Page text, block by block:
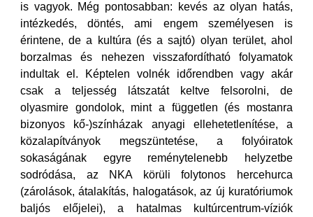
is vagyok. Még pontosabban: kevés az olyan hatás,
intézkedés, döntés, ami engem személyesen is
érintene, de a kultúra (és a sajtó) olyan terület, ahol
borzalmas és nehezen visszafordítható folyamatok
indultak el. Képtelen volnék időrendben vagy akár
csak a teljesség látszatát keltve felsorolni, de
olyasmire gondolok, mint a független (és mostanra
bizonyos kő-)színházak anyagi ellehetetlenítése, a
közalapítványok megszüntetése, a folyóiratok
sokaságának egyre reménytelenebb helyzetbe
sodródása, az NKA körüli folytonos hercehurca
(zárolások, átalakítás, halogatások, az új kuratóriumok
baljós előjelei), a hatalmas kultúrcentrum-víziók